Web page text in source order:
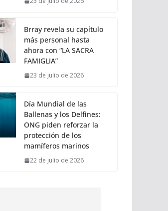
Brray revela su capítulo
más personal hasta
ahora con “LA SACRA
FAMIGLIA”
23 de julio de 2026
Día Mundial de las
Ballenas y los Delfines:
ONG piden reforzar la
protección de los
mamíferos marinos
22 de julio de 2026